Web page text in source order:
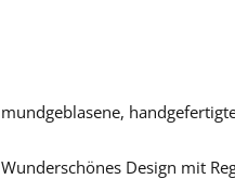
mundgeblasene,
Wunderschönes Design mit